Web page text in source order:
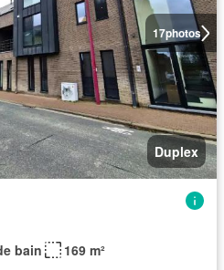
17photos
Duplex
bain
169 m²